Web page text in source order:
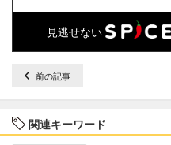
見逃せない
前の記事
関連キーワード